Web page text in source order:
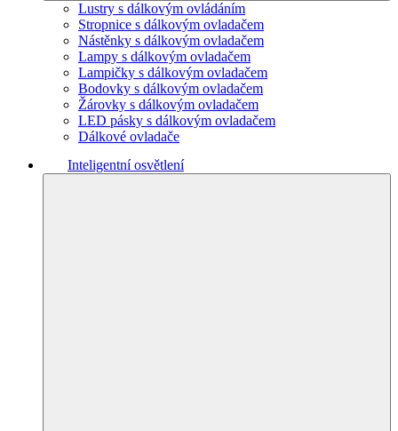
Lustry s dálkovým ovládáním
Stropnice s dálkovým ovladačem
Nástěnky s dálkovým ovladačem
Lampy s dálkovým ovladačem
Lampičky s dálkovým ovladačem
Bodovky s dálkovým ovladačem
Žárovky s dálkovým ovladačem
LED pásky s dálkovým ovladačem
Dálkové ovladače
Inteligentní osvětlení